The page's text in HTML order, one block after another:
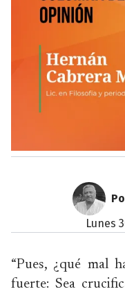
lunes
“Pues, ¿qué mal
fuerte: Sea